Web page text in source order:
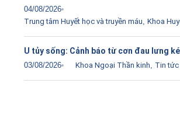
04/08/2026
Trung tâm Huyết học và truyền máu Khoa
U tủy sống: Cảnh báo từ cơn đau lưng
03/08/2026 Khoa Ngoại Thần kinh Tin tức